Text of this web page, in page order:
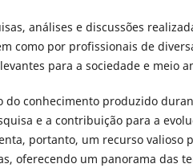
análises e discussões
como por profissionais de
para a sociedade e meio
do conhecimento produzido
e a contribuição para a
portanto, um recurso valioso
oferecendo um panorama das